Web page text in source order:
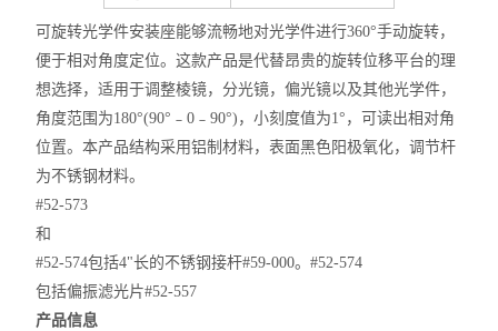
可旋转光学件安装座能够流畅地对光学件进行360°手动旋转，
便于相对角度定位。这款产品是代替昂贵的旋转位移平台的理
想选择，适用于调整棱镜，分光镜，偏光镜以及其他光学件，
角度范围为180°(90°﹣0﹣90°)，小刻度值为1°，可读出相对角
位置。本产品结构采用铝制材料，表面黑色阳极氧化，调节杆
为不锈钢材料。
#52-573
和
#52-574包括4"长的不锈钢接杆#59-000。#52-574
包括偏振滤光片#52-557
产品信息